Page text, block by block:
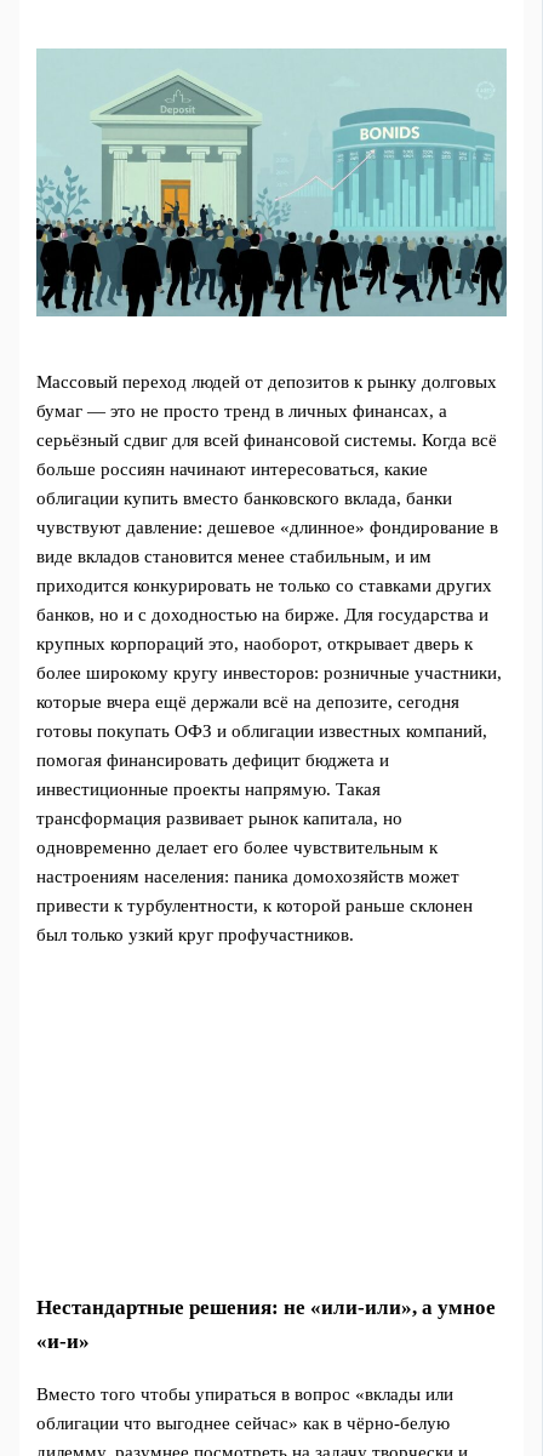
Массовый переход людей от депозитов к рынку долговых
бумаг — это не просто тренд в личных финансах, а
серьёзный сдвиг для всей финансовой системы. Когда всё
больше россиян начинают интересоваться, какие
облигации купить вместо банковского вклада, банки
чувствуют давление: дешевое «длинное» фондирование в
виде вкладов становится менее стабильным, и им
приходится конкурировать не только со ставками других
банков, но и с доходностью на бирже. Для государства и
крупных корпораций это, наоборот, открывает дверь к
более широкому кругу инвесторов: розничные участники,
которые вчера ещё держали всё на депозите, сегодня
готовы покупать ОФЗ и облигации известных компаний,
помогая финансировать дефицит бюджета и
инвестиционные проекты напрямую. Такая
трансформация развивает рынок капитала, но
одновременно делает его более чувствительным к
настроениям населения: паника домохозяйств может
привести к турбулентности, к которой раньше склонен
был только узкий круг профучастников.
Нестандартные решения: не «или-или», а умное
«и-и»
Вместо того чтобы упираться в вопрос «вклады или
облигации что выгоднее сейчас» как в чёрно-белую
дилемму, разумнее посмотреть на задачу творчески и